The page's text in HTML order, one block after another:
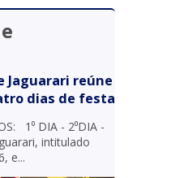
Jaguarari reúne
dias de festa
1⁰ DIA - 2⁰DIA -
intitulado
e...